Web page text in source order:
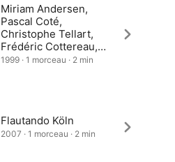
Miriam Andersen,
Pascal Coté,
Christophe Tellart,
Frédéric Cottereau,
Ensemble Réal, Laura
1999 · 1 morceau · 2 min
Flautando Köln
2007 · 1 morceau · 2 min